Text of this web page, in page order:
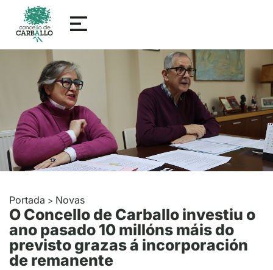
Portada > Novas
O Concello de Carballo investiu o
ano pasado 10 millóns máis do
previsto grazas á incorporación
de remanente